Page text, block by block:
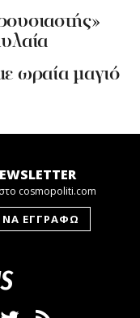
ωραία μαγιό
στο cosmopoliti.com